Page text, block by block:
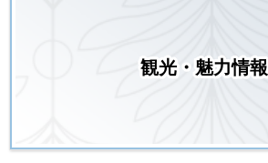
観光・魅力情報